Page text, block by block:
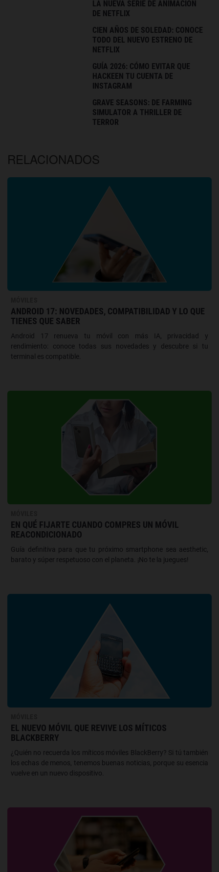
LA NUEVA SERIE DE ANIMACIÓN
DE NETFLIX
CIEN AÑOS DE SOLEDAD: CONOCE
TODO DEL NUEVO ESTRENO DE
NETFLIX
GUÍA 2026: CÓMO EVITAR QUE
HACKEEN TU CUENTA DE
INSTAGRAM
GRAVE SEASONS: DE FARMING
SIMULATOR A THRILLER DE
TERROR
RELACIONADOS
ANDROID 17: NOVEDADES, COMPATIBILIDAD Y LO QUE
TIENES QUE SABER
Android 17 renueva tu móvil con más IA, privacidad y
rendimiento: conoce todas sus novedades y descubre si tu
terminal es compatible.
EN QUÉ FIJARTE CUANDO COMPRES UN MÓVIL
REACONDICIONADO
Guía definitiva para que tu próximo smartphone sea aesthetic,
barato y súper respetuoso con el planeta. ¡No te la juegues!
EL NUEVO MÓVIL QUE REVIVE LOS MÍTICOS
BLACKBERRY
¿Quién no recuerda los míticos móviles BlackBerry? Si tú también
los echas de menos, tenemos buenas noticias, porque su esencia
vuelve en un nuevo dispositivo.